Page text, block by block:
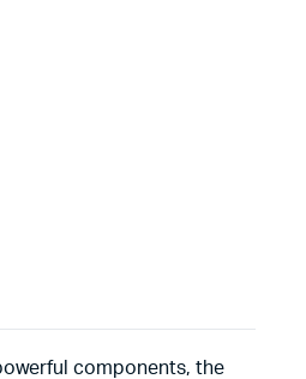
components, the